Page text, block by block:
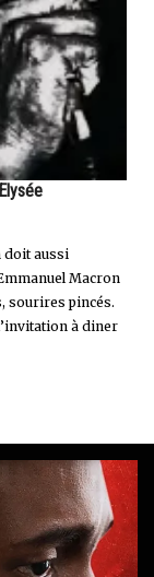
doit aussi
Macron
sourires pincés.
à diner